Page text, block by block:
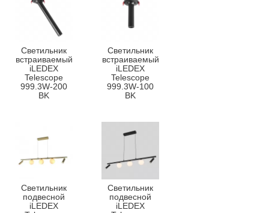
Светильник
встраиваемый
iLEDEX
Telescope
999.3W-200
BK
Светильник
встраиваемый
iLEDEX
Telescope
999.3W-100
BK
Светильник
подвесной
iLEDEX
Светильник
подвесной
iLEDEX